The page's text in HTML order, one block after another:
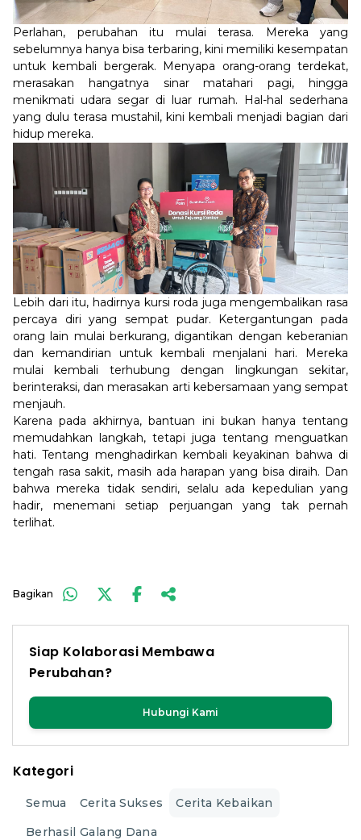
Bagikan
Perlahan, perubahan itu mulai terasa. Mereka yang
sebelumnya hanya bisa terbaring, kini memiliki kesempatan
untuk kembali bergerak. Menyapa orang-orang terdekat,
merasakan hangatnya sinar matahari pagi, hingga
menikmati udara segar di luar rumah. Hal-hal sederhana
yang dulu terasa mustahil, kini kembali menjadi bagian dari
hidup mereka.
Lebih dari itu, hadirnya kursi roda juga mengembalikan rasa
percaya diri yang sempat pudar. Ketergantungan pada
orang lain mulai berkurang, digantikan dengan keberanian
dan kemandirian untuk kembali menjalani hari. Mereka
mulai kembali terhubung dengan lingkungan sekitar,
berinteraksi, dan merasakan arti kebersamaan yang sempat
menjauh.
Karena pada akhirnya, bantuan ini bukan hanya tentang
memudahkan langkah, tetapi juga tentang menguatkan
hati. Tentang menghadirkan kembali keyakinan bahwa di
tengah rasa sakit, masih ada harapan yang bisa diraih. Dan
bahwa mereka tidak sendiri, selalu ada kepedulian yang
hadir, menemani setiap perjuangan yang tak pernah
terlihat.
Siap Kolaborasi Membawa
Perubahan?
Hubungi Kami
Kategori
Semua Cerita Sukses
Cerita Kebaikan
Berhasil Galang Dana